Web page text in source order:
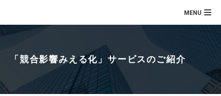
「競合影響みえる化」サービスのご紹介